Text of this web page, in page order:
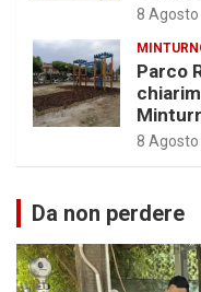
8 Agosto
Parco
8 Agosto
Da non perdere